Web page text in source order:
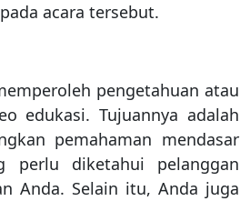
acara tersebut.
pengetahuan atau
edukasi. Tujuannya adalah
pemahaman mendasar
perlu diketahui pelanggan
Anda. Selain itu, Anda juga